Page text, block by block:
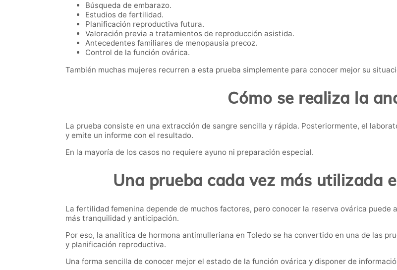
Búsqueda de embarazo.
Estudios de fertilidad.
Planificación reproductiva futura.
Valoración previa a tratamientos de reproducción asistida.
Antecedentes familiares de menopausia precoz.
Control de la función ovárica.
También muchas mujeres recurren a esta prueba simplemente para conocer mejor su
Cómo se realiza la
La prueba consiste en una extracción de sangre sencilla y rápida. Posteriormente, el
y emite un informe con el resultado.
En la mayoría de los casos no requiere ayuno ni preparación especial.
Una prueba cada vez más utilizada
La fertilidad femenina depende de muchos factores, pero conocer la reserva ovárica
más tranquilidad y anticipación.
Por eso, la analítica de hormona antimulleriana en Toledo se ha convertido en una de las
y planificación reproductiva.
Una forma sencilla de conocer mejor el estado de la función ovárica y disponer de